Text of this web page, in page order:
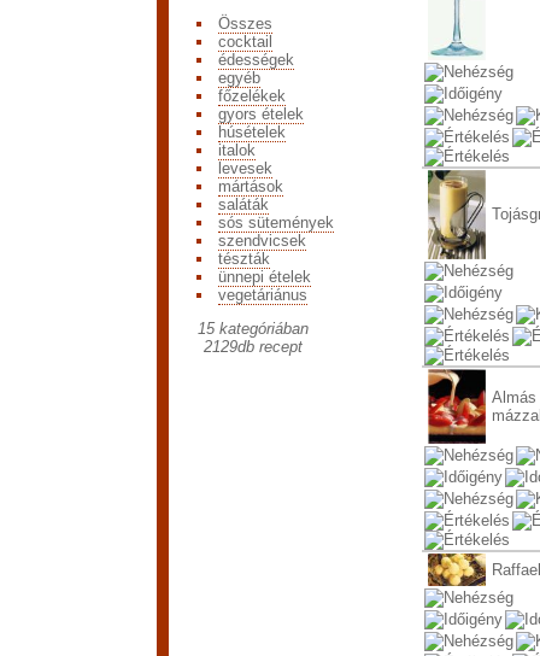
Összes
cocktail
édességek
egyéb
főzelékek
gyors ételek
húsételek
italok
levesek
mártások
saláták
sós sütemények
szendvicsek
tészták
ünnepi ételek
vegetáriánus
15 kategóriában
2129db recept
Almás